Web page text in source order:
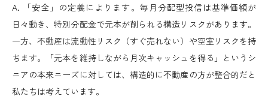
A. 「安全」の定義によります。毎月分配型投信は基準価額が
日々動き、特別分配金で元本が削られる構造リスクがあります。
一方、不動産は流動性リスク（すぐ売れない）や空室リスクを持
ちます。「元本を維持しながら月次キャッシュを得る」というシ
ニアの本来ニーズに対しては、構造的に不動産の方が整合的だと
私たちは考えています。